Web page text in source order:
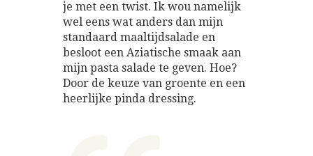
je met een twist. Ik wou namelijk
wel eens wat anders dan mijn
standaard maaltijdsalade en
besloot een Aziatische smaak aan
mijn pasta salade te geven. Hoe?
Door de keuze van groente en een
heerlijke pinda dressing.